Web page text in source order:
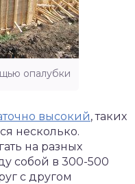
опалубки
высокий, таких
несколько.
на разных
собой в 300-500
с другом